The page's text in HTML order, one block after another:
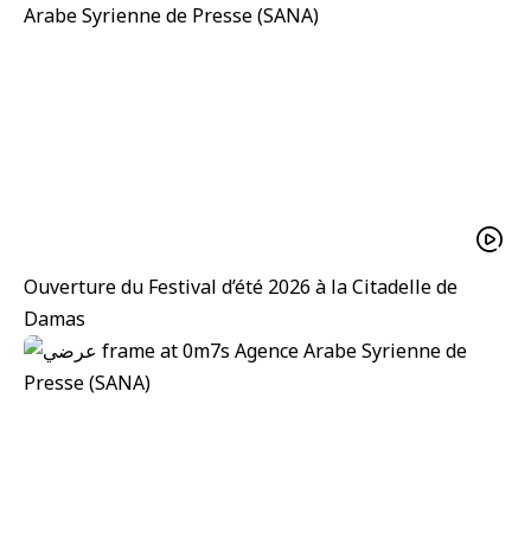
Ouverture du Festival d’été 2026 à la Citadelle de
Damas